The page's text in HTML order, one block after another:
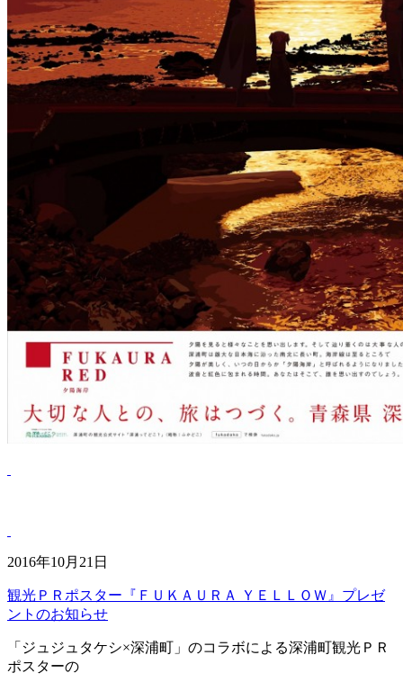
2016年10月21日
観光ＰＲポスター『ＦＵＫＡＵＲＡ ＹＥＬＬＯＷ』プレゼ
ントのお知らせ
「ジュジュタケシ×深浦町」のコラボによる深浦町観光ＰＲ
ポスターの